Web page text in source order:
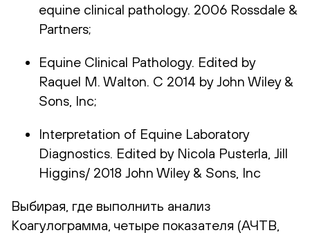
equine clinical pathology. 2006 Rossdale &
Partners;
Equine Clinical Pathology. Edited by
Raquel M. Walton. C 2014 by John Wiley &
Sons, Inc;
Interpretation of Equine Laboratory
Diagnostics. Edited by Nicola Pusterla, Jill
Higgins/ 2018 John Wiley & Sons, Inc
Выбирая, где выполнить анализ
Коагулограмма, четыре показателя (АЧТВ,